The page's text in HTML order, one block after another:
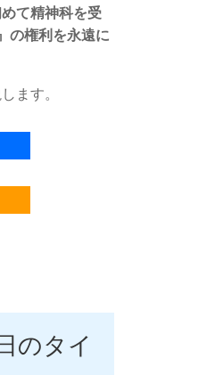
めて精神科を受
の権利を永遠に
ます。
のタイ